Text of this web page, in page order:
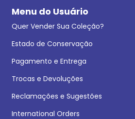
Menu do Usuário
Quer Vender Sua Coleção?
Estado de Conservação
Pagamento e Entrega
Trocas e Devoluções
Reclamações e Sugestões
International Orders